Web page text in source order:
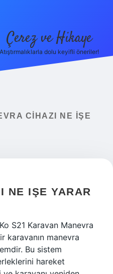
Çerez ve Hikaye
Atıştırmalıklarla dolu keyifli öneriler!
CIHAZI NE IŞE
NE IŞE YARAR
S21 Karavan Manevra
karavanın manevra
Bu sistem
hareket